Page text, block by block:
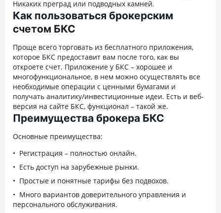
Никаких преград или подводных камней.
Как пользоваться брокерским
счетом БКС
Проще всего торговать из бесплатного приложения,
которое БКС предоставит вам после того, как вы
откроете счет. Приложение у БКС – хорошее и
многофункциональное, в нем можно осуществлять все
необходимые операции с ценными бумагами и
получать аналитику/инвестиционные идеи. Есть и веб-
версия на сайте БКС, функционал – такой же.
Преимущества брокера БКС
Основные преимущества:
Регистрация – полностью онлайн.
Есть доступ на зарубежные рынки.
Простые и понятные тарифы без подвохов.
Много вариантов доверительного управления и
персонального обслуживания.